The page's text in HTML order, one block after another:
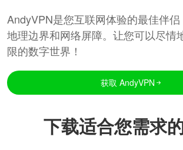
AndyVPN是您互联网体验的最佳伴
地理边界和网络屏障。让您可以尽情
限的数字世界！
获取 AndyVPN
下载适合您需求